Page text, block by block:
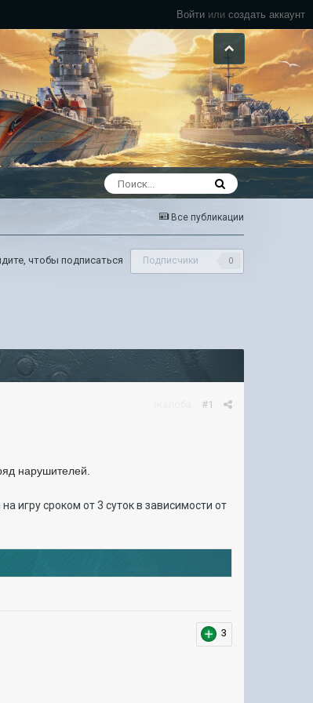
Войти или создать аккаунт
Все публикации
чтобы подписаться Подписчики 0
#1
нарушителей.
игру сроком от 3 суток в зависимости от
3